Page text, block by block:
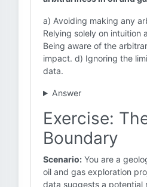
a) Avoiding making any
Relying solely on intuition
Being aware of the
impact. d) Ignoring the
data.
Answer
Exercise:
Boundary
Scenario: You are a
oil and gas exploration
data suggests a potential